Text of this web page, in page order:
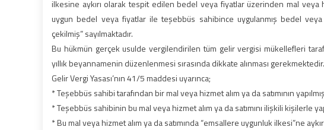
ilkesine aykırı olarak tespit edilen bedel veya fiyatlar üzerinden mal veya
uygun bedel veya fiyatlar ile teşebbüs sahibince uygulanmış bedel
çekilmiş” sayılmaktadır.
Bu hükmün gerçek usulde vergilendirilen tüm gelir vergisi mükellefleri
yıllık beyannamenin düzenlenmesi sırasında dikkate alınması gerekmektedir.
Gelir Vergi Yasası’nın 41/5 maddesi uyarınca;
* Teşebbüs sahibi tarafından bir mal veya hizmet alım ya da satımının
* Teşebbüs sahibinin bu mal veya hizmet alım ya da satımını ilişkili kişilerle
* Bu mal veya hizmet alım ya da satımında “emsallere uygunluk ilkesi”ne